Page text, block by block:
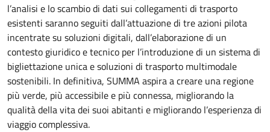
l’analisi e lo scambio di dati sui collegamenti di trasporto
esistenti saranno seguiti dall’attuazione di tre azioni pilota
incentrate su soluzioni digitali, dall’elaborazione di un
contesto giuridico e tecnico per l’introduzione di un sistema di
bigliettazione unica e soluzioni di trasporto multimodale
sostenibili. In definitiva, SUMMA aspira a creare una regione
più verde, più accessibile e più connessa, migliorando la
qualità della vita dei suoi abitanti e migliorando l’esperienza di
viaggio complessiva.